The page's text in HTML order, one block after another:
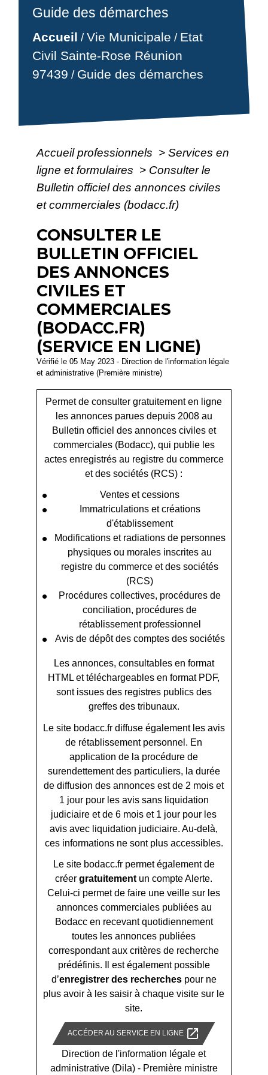
Guide des démarches
Accueil /Vie Municipale / Etat
Civil Sainte-Rose Réunion
97439 / Guide des démarches
Accueil professionnels > Services en
ligne et formulaires > Consulter le
Bulletin officiel des annonces civiles
et commerciales (bodacc.fr)
CONSULTER LE
BULLETIN OFFICIEL
DES ANNONCES
CIVILES ET
COMMERCIALES
(BODACC.FR)
(SERVICE EN LIGNE)
Vérifié le 05 May 2023 - Direction de l'information légale
et administrative (Première ministre)
Permet de consulter gratuitement en ligne
les annonces parues depuis 2008 au
Bulletin officiel des annonces civiles et
commerciales (Bodacc), qui publie les
actes enregistrés au registre du commerce
et des sociétés (RCS) :
Ventes et cessions
Immatriculations et créations
d'établissement
Modifications et radiations de personnes
physiques ou morales inscrites au
registre du commerce et des sociétés
(RCS)
Procédures collectives, procédures de
conciliation, procédures de
rétablissement professionnel
Avis de dépôt des comptes des sociétés
Les annonces, consultables en format
HTML et téléchargeables en format PDF,
sont issues des registres publics des
greffes des tribunaux.
Le site bodacc.fr diffuse également les avis
de rétablissement personnel. En
application de la procédure de
surendettement des particuliers, la durée
de diffusion des annonces est de 2 mois et
1 jour pour les avis sans liquidation
judiciaire et de 6 mois et 1 jour pour les
avis avec liquidation judiciaire. Au-delà,
ces informations ne sont plus accessibles.
Le site bodacc.fr permet également de
créergratuitement un compte Alerte.
Celui-ci permet de faire une veille sur les
annonces commerciales publiées au
Bodacc en recevant quotidiennement
toutes les annonces publiées
correspondant aux critères de recherche
prédéfinis. Il est également possible
d’enregistrer des recherchespour ne
plus avoir à les saisir à chaque visite sur le
site.
ACCÉDER AU SERVICE EN LIGNE open_in_new
Direction de l'information légale et
administrative (Dila) - Première ministre